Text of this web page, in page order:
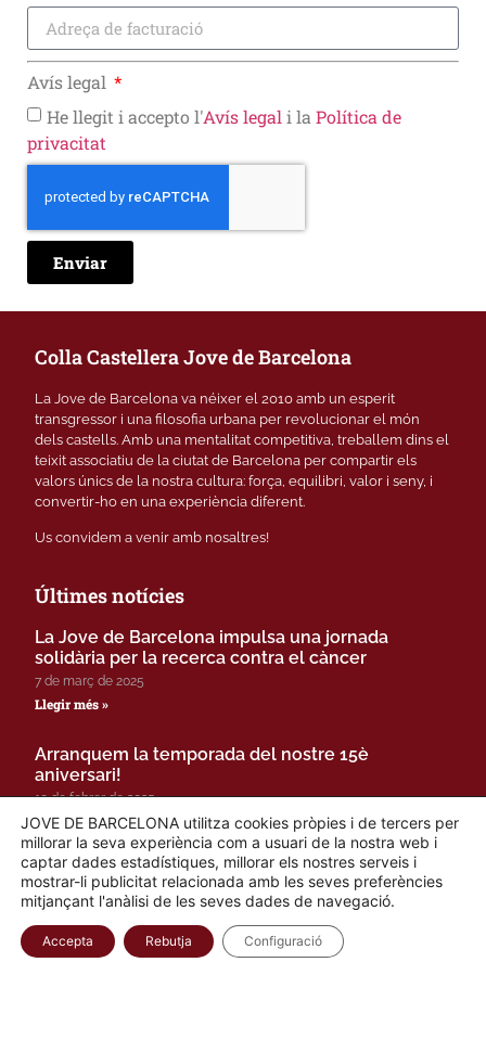
Avís legal
He llegit i accepto l'Avís legal i la Política de
privacitat
Enviar
Colla Castellera Jove de Barcelona
La Jove de Barcelona va néixer el 2010 amb un esperit
transgressor i una filosofia urbana per revolucionar el món
dels castells. Amb una mentalitat competitiva, treballem dins el
teixit associatiu de la ciutat de Barcelona per compartir els
valors únics de la nostra cultura: força, equilibri, valor i seny, i
convertir-ho en una experiència diferent.
Us convidem a venir amb nosaltres!
Últimes notícies
La Jove de Barcelona impulsa una jornada
solidària per la recerca contra el càncer
7 de març de 2025
Llegir més »
Arranquem la temporada del nostre 15è
aniversari!
10 de febrer de 2025
Llegir més »
Vine a gaudir del Vermut Musical de la Jove de
Barcelona!
Llegir més »
JOVE DE BARCELONA utilitza cookies pròpies i de tercers per
millorar la seva experiència com a usuari de la nostra web i
captar dades estadístiques, millorar els nostres serveis i
mostrar-li publicitat relacionada amb les seves preferències
mitjançant l'anàlisi de les seves dades de navegació.
Accepta Rebutja Configuració